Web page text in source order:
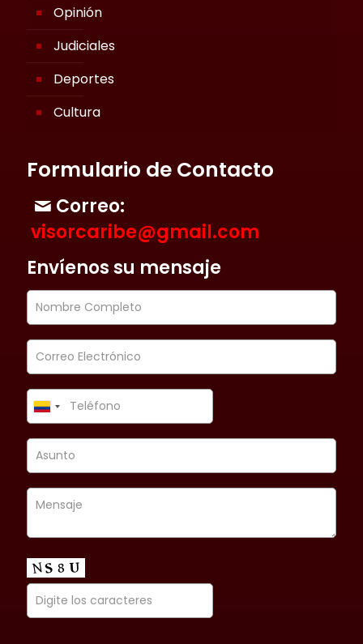
Opinión
Judiciales
Deportes
Cultura
Formulario de Contacto
Correo:
visorcaribe@gmail.com
Envíenos su mensaje